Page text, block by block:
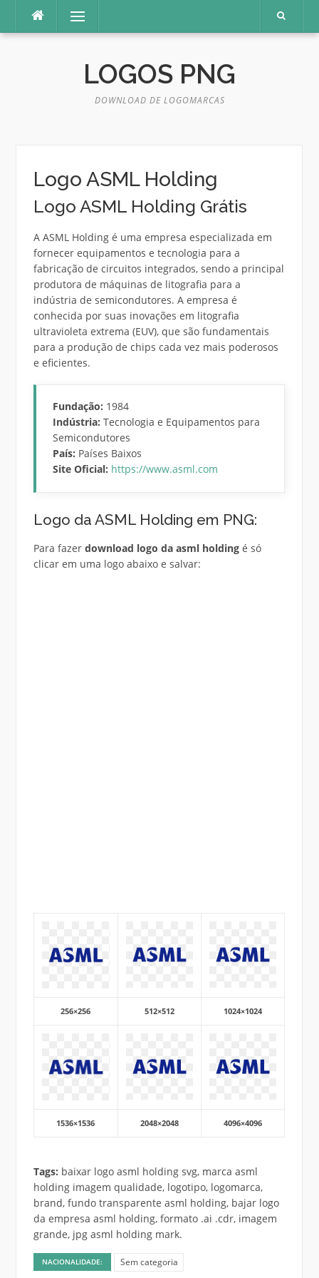
o
Menu
LOGOS PNG
DOWNLOAD DE LOGOMARCAS
Logo ASML Holding
Logo ASML Holding Grátis
A ASML Holding é uma empresa especializada em
fornecer equipamentos e tecnologia para a
fabricação de circuitos integrados, sendo a principal
produtora de máquinas de litografia para a
indústria de semicondutores. A empresa é
conhecida por suas inovações em litografia
ultravioleta extrema (EUV), que são fundamentais
para a produção de chips cada vez mais poderosos
e eficientes.
Fundação: 1984
Indústria: Tecnologia e Equipamentos para
Semicondutores
País: Países Baixos
Site Oficial: https://www.asml.com
Logo da ASML Holding em PNG:
Para fazer download logo da asml holdingé só
clicar em uma logo abaixo e salvar:
256×256 512×512 1024×1024
1536×1536 2048×2048 4096×4096
Tags: baixar logo asml holding svg, marca asml
holding imagem qualidade, logotipo, logomarca,
brand, fundo transparente asml holding, bajar logo
da empresa asml holding, formato .ai .cdr, imagem
grande, jpg asml holding mark.
NACIONALIDADE: Sem categoria